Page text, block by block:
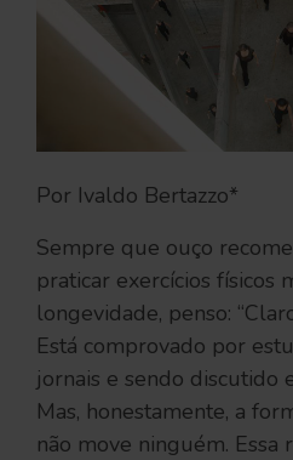
Por Ivaldo Bertazzo*
Sempre que ouço
praticar exercícios físicos
longevidade, penso:
Está comprovado por
jornais e sendo discutido
Mas, honestamente, a
não move ninguém. Essa